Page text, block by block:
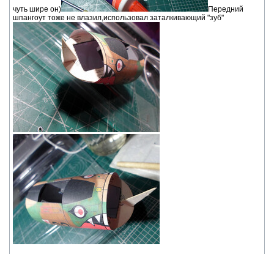
чуть шире он)
Передний
шпангоут тоже не влазил,использовал заталкивающий "зуб"